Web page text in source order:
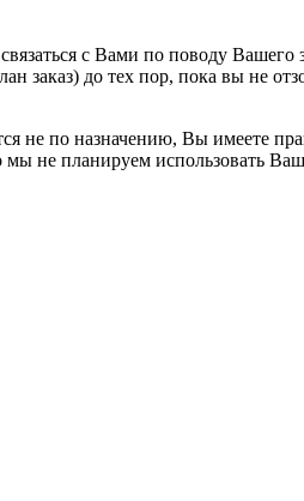
с Вами по поводу Вашего
заказ) до тех пор, пока вы не
не по назначению, Вы имеете
не планируем использовать